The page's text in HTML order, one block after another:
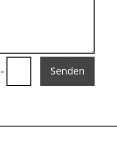
= Senden